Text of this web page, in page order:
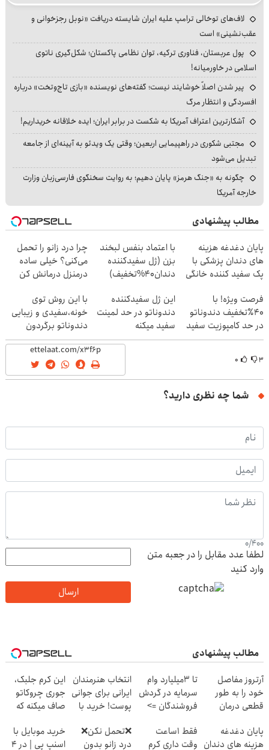
لاف‌های توخالی ترامپ علیه ایران شایسته دریافت «نوبل رجزخوانی و
عقب‌نشینی» است
پول عربستان، فناوری ترکیه، توان نظامی پاکستان؛ شکل‌گیری ناتوی
اسلامی در خاورمیانه!
پیر شدن اصلاً خوشایند نیست؛ گفته‌های نویسنده «بازی تاج‌وتخت» درباره
افسردگی و انتظار مرگ
آشکارترین اعتراف آمریکا به شکست در برابر ایران؛ ایده خلاقانه خریداریم!
مجتبی شکوری در راهپیمایی اربعین؛ وقتی یک ویدئو به آیینه‌ای از جامعه
تبدیل می‌شود
چگونه به «جنگ هرمز» پایان دهیم؛ به روایت سخنگوی فارسی‌زبان وزارت
خارجه آمریکا
مطالب پیشنهادی
پایان دغدغه هزینه
های دندان پزشکی با
پک سفید کننده خانگی
با اعتماد بنفس لبخند
بزن (ژل سفیدکننده
دندان40%تخفیف)
چرا درد زانو را تحمل
می‌کنی؟ خیلی ساده
درمنزل درمانش کن
فرصت ویژه! با
40٪تخفیف دندوناتو
در حد کامپوزیت سفید
کن
این ژل سفیدکننده
دندوناتو در حد لمینت
سفید میکنه
(40%تخفیف)
با این روش توی
خونه،سفیدی و زیبایی
دندوناتو برگردون
(40%off)
۳ ۰
شما چه نظری دارید؟
0/400
لطفا عدد مقابل را در جعبه متن
وارد کنید
ارسال
مطالب پیشنهادی
آرتروز مفاصل
خود را به طور
قطعی درمان
◗پرسش‌نامه◖
تا 3میلیارد وام
سرمایه در گردش
فروشندگان =>
ثبت کن
انتخاب هنرمندان
ایرانی برای جوانی
پوست! خرید با
این کرم جلبک،
جوری چروکاتو
صاف میکنه که
کردی!(تخفیف
ویژه)
پایان دغدغه
هزینه های دندان
فقط 1ساعت
وقت داری کرم
❌تحمل نکن❌
درد زانو بدون
خرید موبایل با
اسنپ پی | در ۴